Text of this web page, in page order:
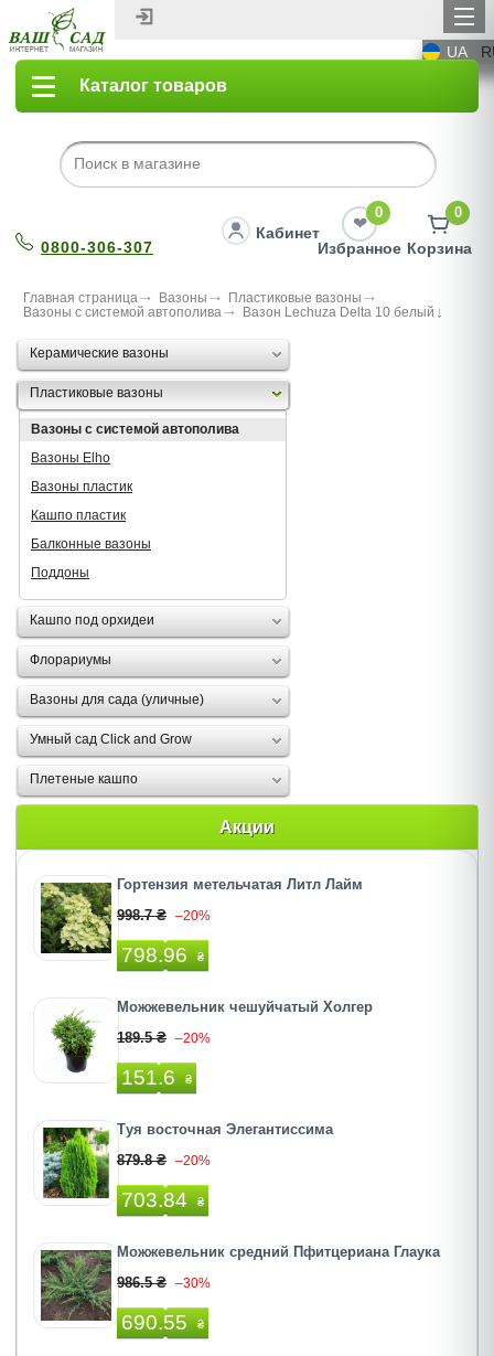
UA
Каталог товаров
0800-306-307
Кабинет
0
Избранное
0
Корзина
Главная страница Вазоны
Пластиковые вазоны
Вазоны с системой автополива
Вазон Lechuza Delta 10 белый
Керамические вазоны
Пластиковые вазоны
Вазоны с системой автополива
Вазоны Elho
Вазоны пластик
Кашпо пластик
Балконные вазоны
Поддоны
Кашпо под орхидеи
Флорариумы
Вазоны для сада (уличные)
Умный сад Click and Grow
Плетеные кашпо
Акции
Гортензия метельчатая Литл Лайм
998.7 ₴ –20%
798.96 ₴
Можжевельник чешуйчатый Холгер
189.5 ₴ –20%
151.6 ₴
Туя восточная Элегантиссима
879.8 ₴ –20%
703.84 ₴
Можжевельник средний Пфитцериана Глаука
986.5 ₴ –30%
690.55 ₴